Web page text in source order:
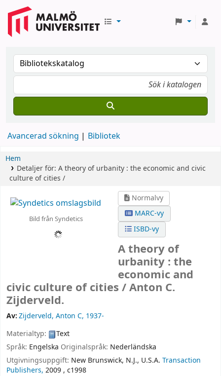
Avancerad sökning Bibliotek
Hem
Detaljer för: A theory of urbanity : the economic and civic
culture of cities /
Bild från Syndetics
Normalvy
MARC-vy
ISBD-vy
A theory of
urbanity : the
economic and
civic culture of cities /Anton C.
Zijderveld.
Av:Zijderveld, Anton C, 1937-
Materialtyp:
Text
Språk: Engelska Originalspråk: Nederländska
Utgivningsuppgift: New Brunswick, N.J., U.S.A. Transaction
Publishers, 2009 , c1998